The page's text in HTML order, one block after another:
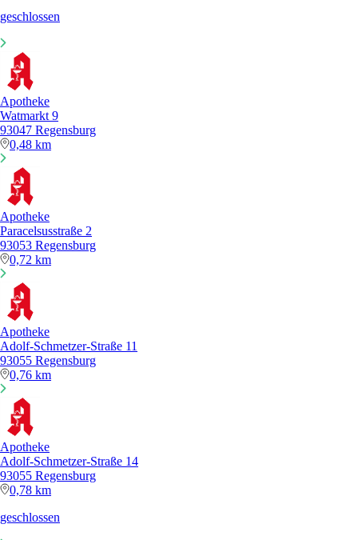
geschlossen
Apotheke
Watmarkt 9
93047 Regensburg
0,48 km
Apotheke
Paracelsusstraße 2
93053 Regensburg
0,72 km
Apotheke
Adolf-Schmetzer-Straße 11
93055 Regensburg
0,76 km
Apotheke
Adolf-Schmetzer-Straße 14
93055 Regensburg
0,78 km
geschlossen